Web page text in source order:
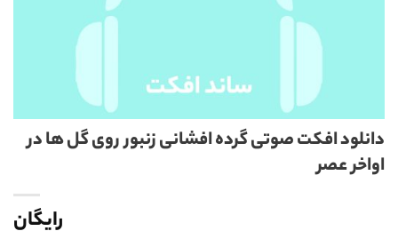
دانلود افکت صوتی گرده افشانی زنبور روی گل ها در
اواخر عصر
رایگان